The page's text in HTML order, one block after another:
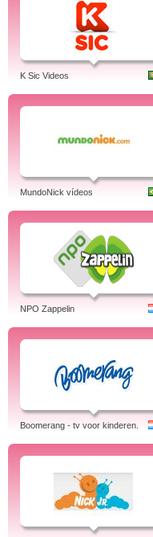
K Sic Videos
MundoNick vídeos
NPO Zappelin
Boomerang - tv voor kinderen.